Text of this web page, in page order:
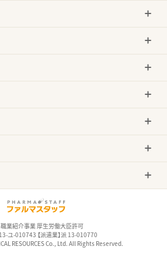
業紹介事業 厚生労働大臣許可
13-ユ-010743 【派遣業】派 13-010770
RESOURCES Co., Ltd. All Rights Reserved.